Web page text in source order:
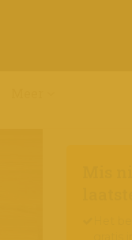
Mis
Het
gratis